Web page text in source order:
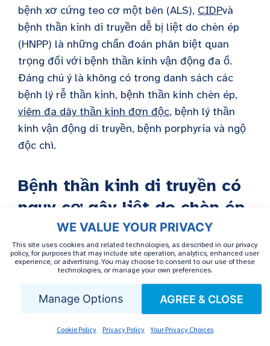
WE VALUE YOUR PRIVACY
This site uses cookies and related technologies, as described in our privacy
policy, for purposes that may include site operation, analytics, enhanced user
experience, or advertising. You may choose to consent to our use of these
technologies, or manage your own preferences.
Manage Options AGREE & CLOSE
Cookie Policy Privacy Policy Your Privacy Choices
bệnh xơ cứng teo cơ một bên (ALS), CIDPvà
bệnh thần kinh di truyền dễ bị liệt do chèn ép
(HNPP) là những chẩn đoán phân biệt quan
trọng đối với bệnh thần kinh vận động đa ổ.
Đáng chú ý là không có trong danh sách các
bệnh lý rễ thần kinh, bệnh thần kinh chèn ép,
viêm đa dây thần kinh đơn độc, bệnh lý thần
kinh vận động di truyền, bệnh porphyria và ngộ
độc chì.
Bệnh thần kinh di truyền có
nguy cơ gây liệt do chèn ép
trạng yếu cơ vận động không đối xứng trong sự
phân bố của nhiều dây thần kinh vận động và
tình trạng tắc nghẽn dẫn truyền ở HNPP.
Thường được tìm thấy ở các vị trí chèn ép